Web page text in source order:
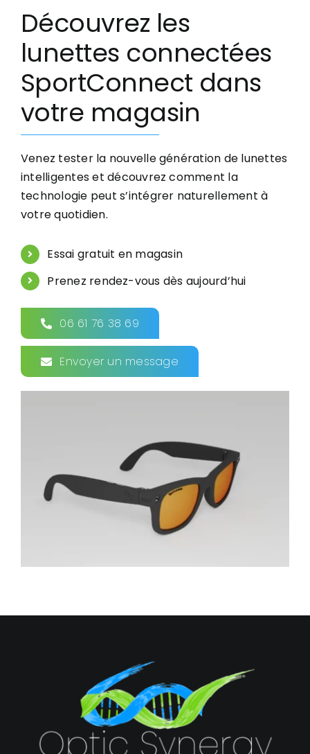
Découvrez les
lunettes connectées
SportConnect dans
votre magasin
Venez tester la nouvelle génération de lunettes
intelligentes et découvrez comment la
technologie peut s’intégrer naturellement à
votre quotidien.
Essai gratuit en magasin
Prenez rendez-vous dès aujourd’hui
06 61 76 38 69
Envoyer un message